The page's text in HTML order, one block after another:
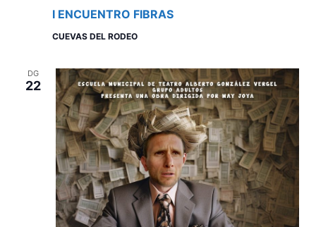
I ENCUENTRO FIBRAS
CUEVAS DEL RODEO
DG
22